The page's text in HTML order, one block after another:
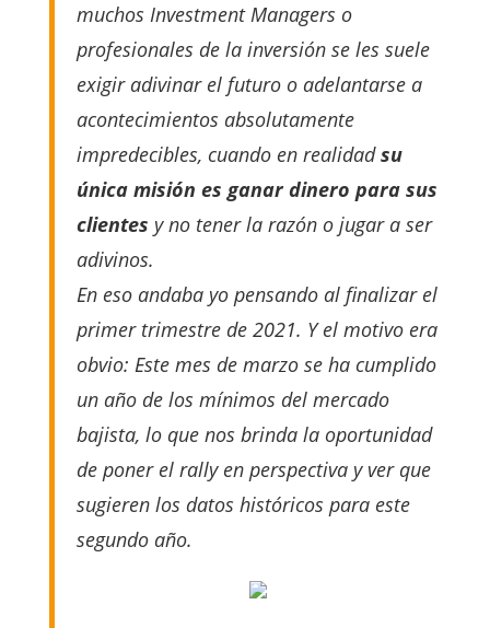
muchos Investment Managers o
profesionales de la inversión se les suele
exigir adivinar el futuro o adelantarse a
acontecimientos absolutamente
impredecibles, cuando en realidadsu
única misión es ganar dinero para sus
clientes y no tener la razón o jugar a ser
adivinos.
En eso andaba yo pensando al finalizar el
primer trimestre de 2021. Y el motivo era
obvio: Este mes de marzo se ha cumplido
un año de los mínimos del mercado
bajista, lo que nos brinda la oportunidad
de poner el rally en perspectiva y ver que
sugieren los datos históricos para este
segundo año.